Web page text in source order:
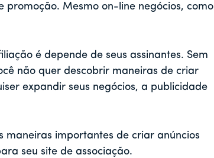
promoção. Mesmo on-line negócios, como
é depende de seus assinantes. Sem
não quer descobrir maneiras de criar
expandir seus negócios, a publicidade
maneiras importantes de criar anúncios
seu site de associação.